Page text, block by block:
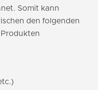
Somit kann
den folgenden